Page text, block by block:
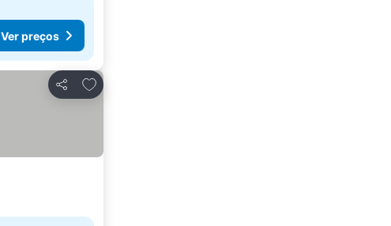
Ver preços
Partilhar
Adicionar aos favoritos